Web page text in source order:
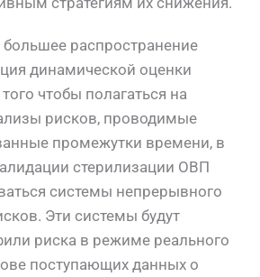
большее распространение
динамической оценки
чтобы полагаться на
рисков, проводимые
промежутки времени, в
стерилизации ОВП
системы непрерывного
Эти системы будут
риска в режиме реального
поступающих данных о